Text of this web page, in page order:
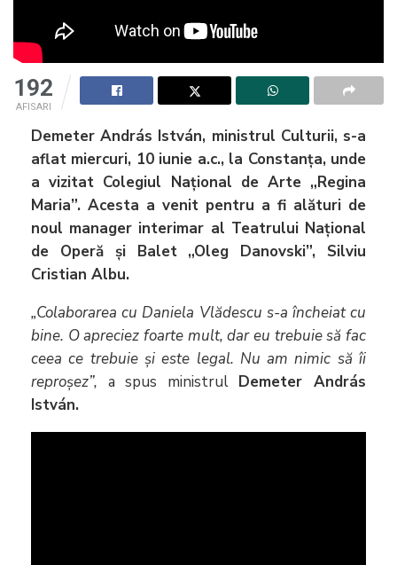
192
AFISARI
Demeter András István, ministrul Culturii, s-a
aflat miercuri, 10 iunie a.c., la Constanța, unde
a vizitat Colegiul Național de Arte „Regina
Maria”. Acesta a venit pentru a fi alături de
noul manager interimar al Teatrului Național
de Operă și Balet „Oleg Danovski”, Silviu
Cristian Albu.
„Colaborarea cu Daniela Vlădescu s-a încheiat cu
bine. O apreciez foarte mult, dar eu trebuie să fac
ceea ce trebuie și este legal. Nu am nimic să îi
reproșez”, a spus ministrul Demeter András
István.